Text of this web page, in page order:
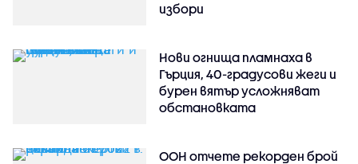
избори
Нови огнища пламнаха в
Гърция, 40-градусови жеги и
бурен вятър усложняват
обстановката
ООН отчете рекорден брой